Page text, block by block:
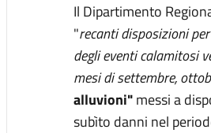
Il Dipartimento
"recanti disposizioni
degli eventi calamitosi
mesi di settembre,
alluvioni"messi a
subìto danni nel